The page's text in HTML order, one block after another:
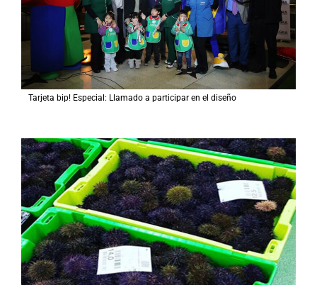
Tarjeta bip! Especial: Llamado a participar en el diseño